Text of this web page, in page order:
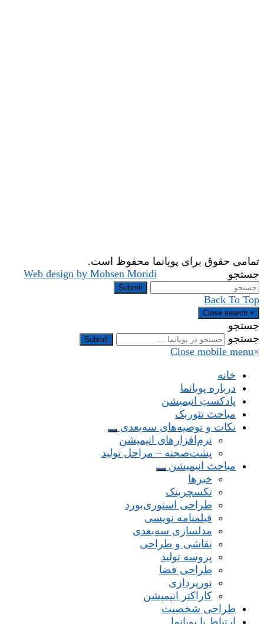
تمامی حقوق برای پویانما محفوظ است.
Web design by Mohsen Moridi
جستجو
Submit
Back To Top
×
Close search
جستجو
جستجو
Submit
×
Close mobile menu
خانه
درباره پویانما
پادکستِ انیمیشن
مباحث تئوریک
نکات و توصیه‌های‌ سه‌بعدی
نرم‌افزارهای انیمیشن
پشت‌صحنه – مراحل تولید
مباحث انیمیشن
خبرها
تکسچرینک
طراحی استوری‌بورد
فیلمنامه نویسی
مدلسازی سه‌بعدی
نقاشی و طراحی
پروسه تولید
طراحی فضا
نورپردازی
کاراکتر انیمیشن
طراحی شخصیت